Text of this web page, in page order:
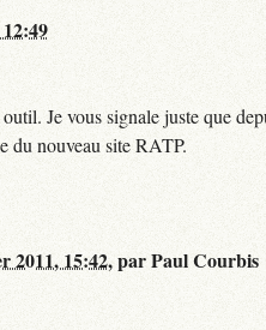
Je vous signale juste que
du nouveau site RATP.
2011, 15:42,parPaul Courbis